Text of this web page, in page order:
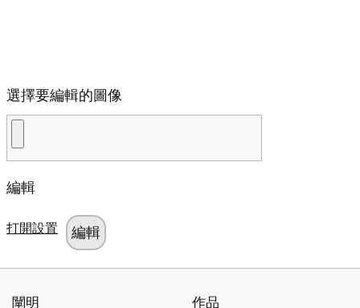
選擇要編輯的圖像
編輯
打開設置
闡明 作品